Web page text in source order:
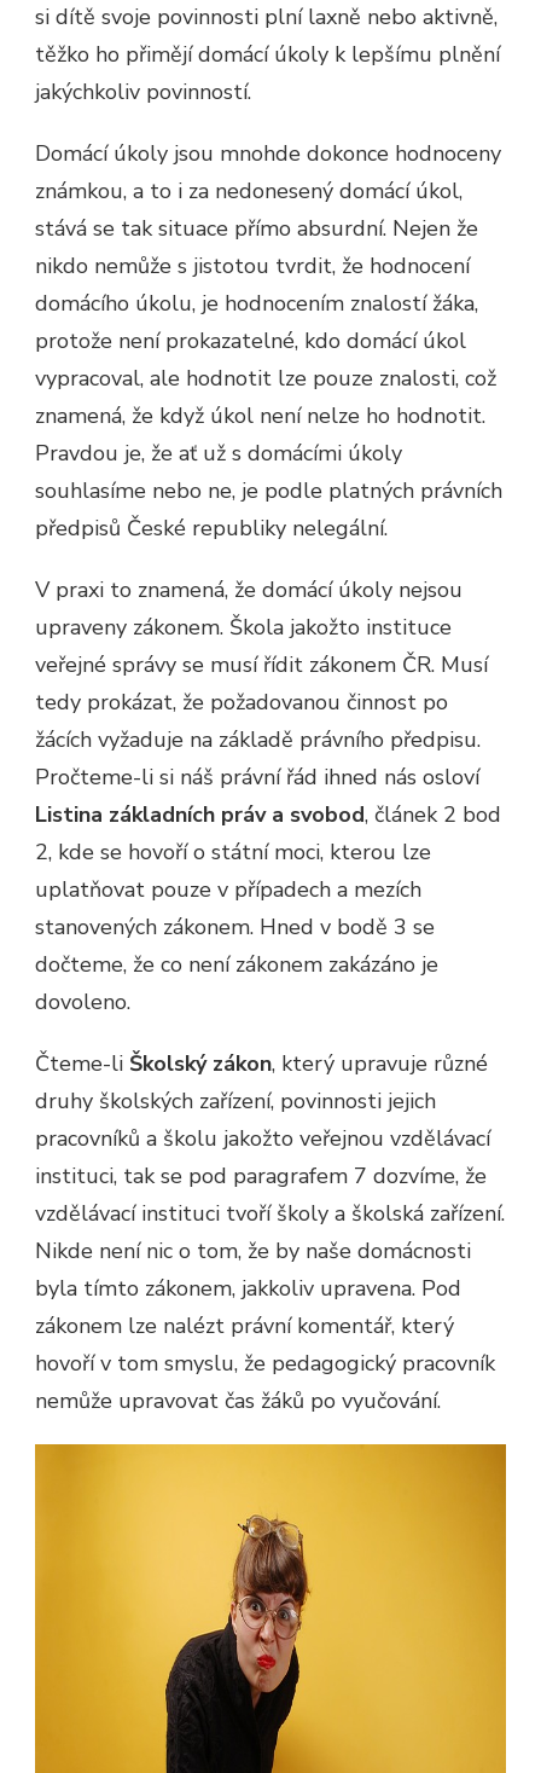
si dítě svoje povinnosti plní laxně nebo aktivně,
těžko ho přimějí domácí úkoly k lepšímu plnění
jakýchkoliv povinností.
Domácí úkoly jsou mnohde dokonce hodnoceny
známkou, a to i za nedonesený domácí úkol,
stává se tak situace přímo absurdní. Nejen že
nikdo nemůže s jistotou tvrdit, že hodnocení
domácího úkolu, je hodnocením znalostí žáka,
protože není prokazatelné, kdo domácí úkol
vypracoval, ale hodnotit lze pouze znalosti, což
znamená, že když úkol není nelze ho hodnotit.
Pravdou je, že ať už s domácími úkoly
souhlasíme nebo ne, je podle platných právních
předpisů České republiky nelegální.
V praxi to znamená, že domácí úkoly nejsou
upraveny zákonem. Škola jakožto instituce
veřejné správy se musí řídit zákonem ČR. Musí
tedy prokázat, že požadovanou činnost po
žácích vyžaduje na základě právního předpisu.
Pročteme-li si náš právní řád ihned nás osloví
Listina základních práv a svobod, článek 2 bod
2, kde se hovoří o státní moci, kterou lze
uplatňovat pouze v případech a mezích
stanovených zákonem. Hned v bodě 3 se
dočteme, že co není zákonem zakázáno je
dovoleno.
Čteme-li Školský zákon, který upravuje různé
druhy školských zařízení, povinnosti jejich
pracovníků a školu jakožto veřejnou vzdělávací
instituci, tak se pod paragrafem 7 dozvíme, že
vzdělávací instituci tvoří školy a školská zařízení.
Nikde není nic o tom, že by naše domácnosti
byla tímto zákonem, jakkoliv upravena. Pod
zákonem lze nalézt právní komentář, který
hovoří v tom smyslu, že pedagogický pracovník
nemůže upravovat čas žáků po vyučování.